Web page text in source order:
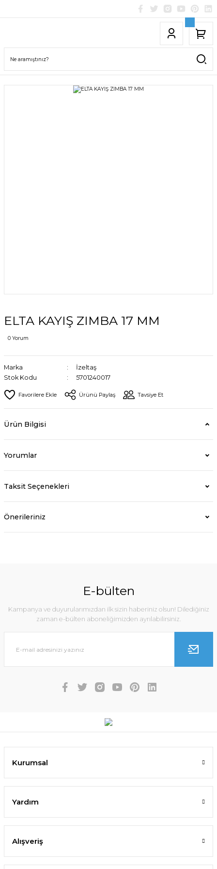
ELTA KAYIŞ ZIMBA 17 MM
0 Yorum
Marka
İzeltaş
Stok Kodu
5701240017
Ürünü Paylaş Tavsiye Et
Ürün Bilgisi
Yorumlar
Taksit Seçenekleri
Önerileriniz
E-bülten
Kampanya ve duyurularımızdan ilk sizin haberiniz olsun! Dilediğiniz
zaman e-bülten aboneliğimizden ayrılabilirsiniz.
Kurumsal
Yardım
Alışveriş